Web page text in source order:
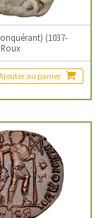
(1037-
au panier